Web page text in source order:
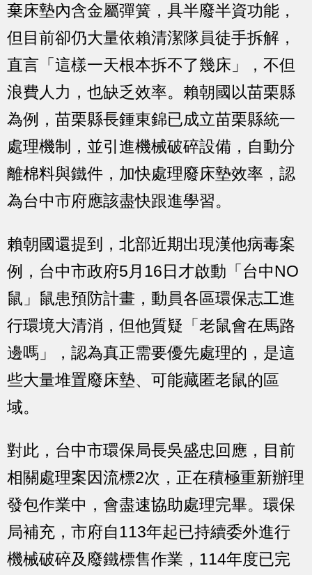
棄床墊內含金屬彈簧，具半廢半資功能，
但目前卻仍大量依賴清潔隊員徒手拆解，
直言「這樣一天根本拆不了幾床」，不但
浪費人力，也缺乏效率。賴朝國以苗栗縣
為例，苗栗縣長鍾東錦已成立苗栗縣統一
處理機制，並引進機械破碎設備，自動分
離棉料與鐵件，加快處理廢床墊效率，認
為台中市府應該盡快跟進學習。
賴朝國還提到，北部近期出現漢他病毒案
例，台中市政府5月16日才啟動「台中NO
鼠」鼠患預防計畫，動員各區環保志工進
行環境大清消，但他質疑「老鼠會在馬路
邊嗎」，認為真正需要優先處理的，是這
些大量堆置廢床墊、可能藏匿老鼠的區
域。
對此，台中市環保局長吳盛忠回應，目前
相關處理案因流標2次，正在積極重新辦理
發包作業中，會盡速協助處理完畢。環保
局補充，市府自113年起已持續委外進行
機械破碎及廢鐵標售作業，114年度已完